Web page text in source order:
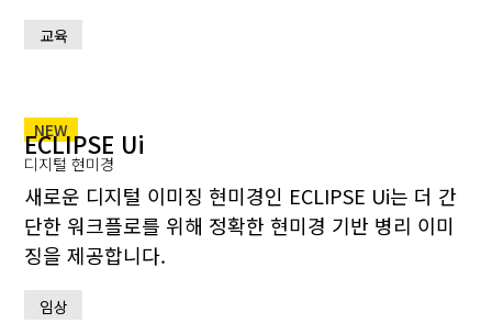
교육
NEW
ECLIPSE Ui
디지털 현미경
새로운 디지털 이미징 현미경인 ECLIPSE Ui는 더 간
단한 워크플로를 위해 정확한 현미경 기반 병리 이미
징을 제공합니다.
임상